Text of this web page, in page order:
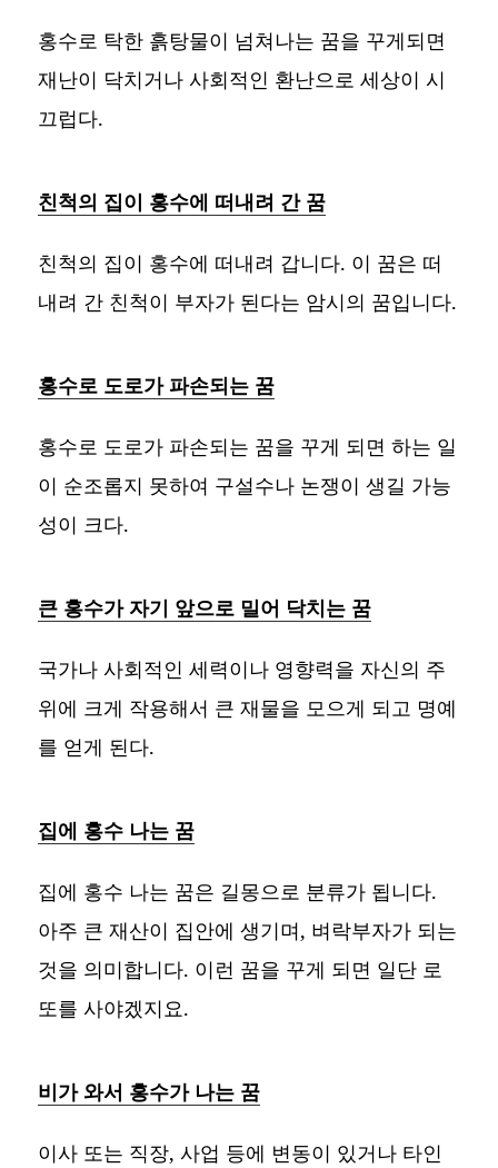
홍수로 탁한 흙탕물이 넘쳐나는 꿈을 꾸게되면
재난이 닥치거나 사회적인 환난으로 세상이 시
끄럽다.
친척의 집이 홍수에 떠내려 간 꿈
친척의 집이 홍수에 떠내려 갑니다. 이 꿈은 떠
내려 간 친척이 부자가 된다는 암시의 꿈입니다.
홍수로 도로가 파손되는 꿈
홍수로 도로가 파손되는 꿈을 꾸게 되면 하는 일
이 순조롭지 못하여 구설수나 논쟁이 생길 가능
성이 크다.
큰 홍수가 자기 앞으로 밀어 닥치는 꿈
국가나 사회적인 세력이나 영향력을 자신의 주
위에 크게 작용해서 큰 재물을 모으게 되고 명예
를 얻게 된다.
집에 홍수 나는 꿈
집에 홍수 나는 꿈은 길몽으로 분류가 됩니다.
아주 큰 재산이 집안에 생기며, 벼락부자가 되는
것을 의미합니다. 이런 꿈을 꾸게 되면 일단 로
또를 사야겠지요.
비가 와서 홍수가 나는 꿈
이사 또는 직장, 사업 등에 변동이 있거나 타인